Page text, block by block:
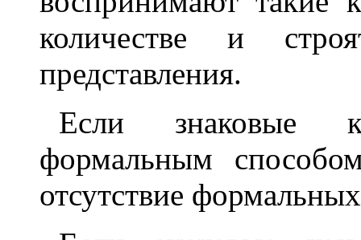
количестве и
представления.
Если знаковые
формальным
отсутствие